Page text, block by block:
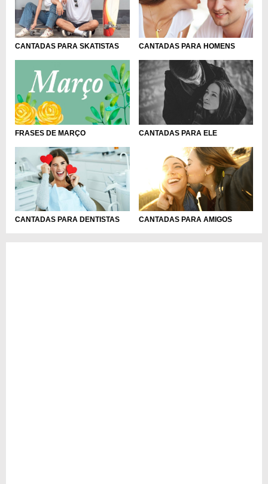
CANTADAS PARA SKATISTAS CANTADAS PARA HOMENS
FRASES DE MARÇO CANTADAS PARA ELE
CANTADAS PARA DENTISTAS CANTADAS PARA AMIGOS